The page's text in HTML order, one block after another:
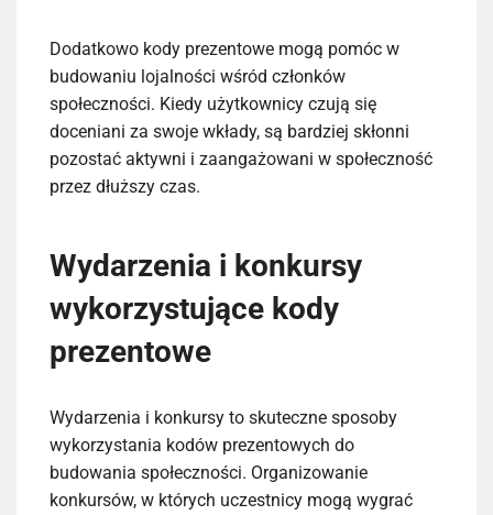
Dodatkowo kody prezentowe mogą pomóc w
budowaniu lojalności wśród członków
społeczności. Kiedy użytkownicy czują się
doceniani za swoje wkłady, są bardziej skłonni
pozostać aktywni i zaangażowani w społeczność
przez dłuższy czas.
Wydarzenia i konkursy
wykorzystujące kody
prezentowe
Wydarzenia i konkursy to skuteczne sposoby
wykorzystania kodów prezentowych do
budowania społeczności. Organizowanie
konkursów, w których uczestnicy mogą wygrać